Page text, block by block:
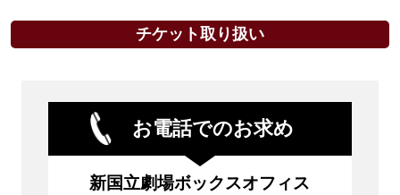
チケット取り扱い
お電話でのお求め
新国立劇場ボックスオフィス